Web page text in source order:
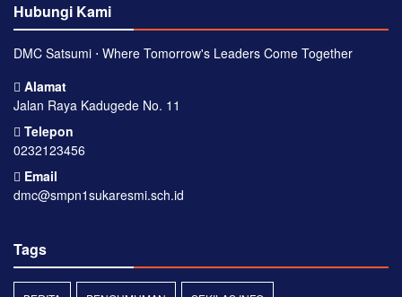
Hubungi Kami
DMC Satsumi ⋅ Where Tomorrow's Leaders Come Together
Alamat
Jalan Raya Kadugede No. 11
Telepon
0232123456
Email
dmc@smpn1sukaresmi.sch.id
Tags